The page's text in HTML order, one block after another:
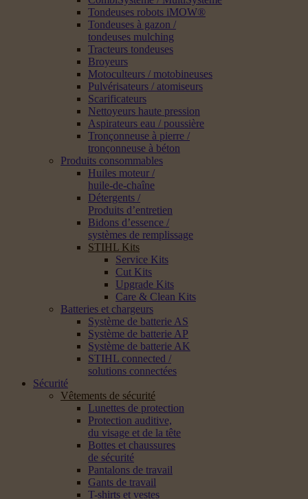
Tondeuses robots iMOW®
Tondeuses à gazon /
tondeuses mulching
Tracteurs tondeuses
Broyeurs
Motoculteurs / motobineuses
Pulvérisateurs / atomiseurs
Scarificateurs
Nettoyeurs haute pression
Aspirateurs eau / poussière
Tronçonneuse à pierre /
tronçonneuse à béton
Produits consommables
Huiles moteur /
huile-de-chaîne
Détergents /
Produits d’entretien
Bidons d’essence /
systèmes de remplissage
STIHL Kits
Service Kits
Cut Kits
Upgrade Kits
Care & Clean Kits
Batteries et chargeurs
Système de batterie AS
Système de batterie AP
Système de batterie AK
STIHL connected /
solutions connectées
Sécurité
Vêtements de sécurité
Lunettes de protection
Protection auditive,
du visage et de la tête
Bottes et chaussures
de sécurité
Pantalons de travail
Gants de travail
T-shirts et vestes